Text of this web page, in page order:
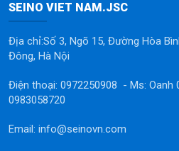
SEINO VIET NAM.JSC
Địa chỉ:Số 3, Ngõ 15, Đường Hòa
Đông, Hà Nội
Điện thoại: 0972250908 - Ms: Oanh
0983058720
Email: info@seinovn.com